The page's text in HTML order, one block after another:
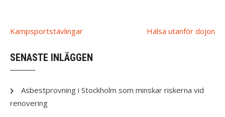
Post
Kampsportstävlingar Hälsa utanför dojon
SENASTE INLÄGGEN
Asbestprovning i Stockholm som minskar riskerna vid
renovering